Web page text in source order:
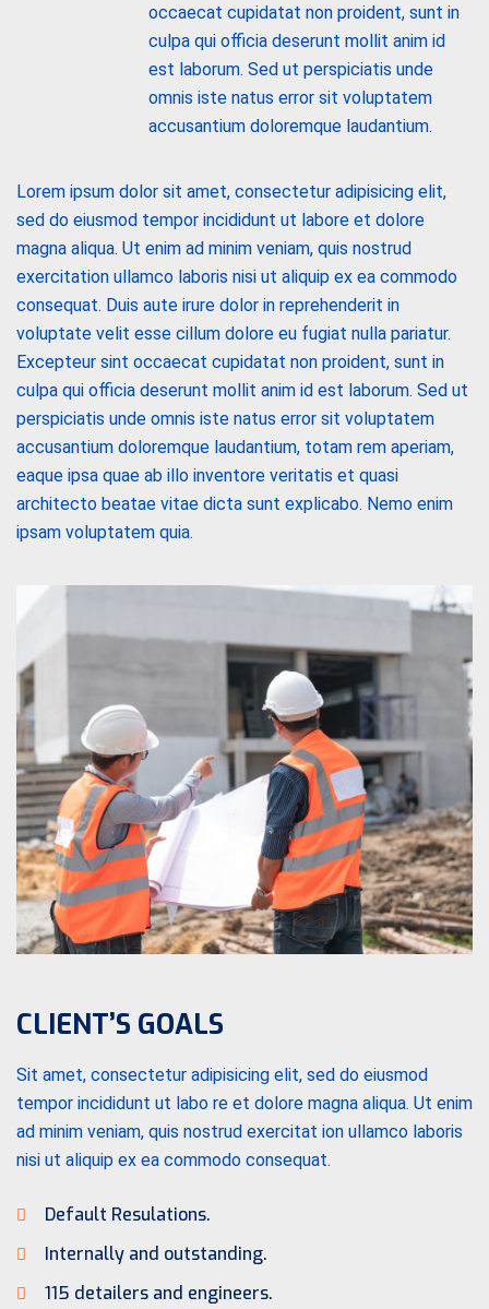
occaecat cupidatat non proident, sunt in
culpa qui officia deserunt mollit anim id
est laborum. Sed ut perspiciatis unde
omnis iste natus error sit voluptatem
accusantium doloremque laudantium.
Lorem ipsum dolor sit amet, consectetur adipisicing elit,
sed do eiusmod tempor incididunt ut labore et dolore
magna aliqua. Ut enim ad minim veniam, quis nostrud
exercitation ullamco laboris nisi ut aliquip ex ea commodo
consequat. Duis aute irure dolor in reprehenderit in
voluptate velit esse cillum dolore eu fugiat nulla pariatur.
Excepteur sint occaecat cupidatat non proident, sunt in
culpa qui officia deserunt mollit anim id est laborum. Sed ut
perspiciatis unde omnis iste natus error sit voluptatem
accusantium doloremque laudantium, totam rem aperiam,
eaque ipsa quae ab illo inventore veritatis et quasi
architecto beatae vitae dicta sunt explicabo. Nemo enim
ipsam voluptatem quia.
CLIENT’S GOALS
Sit amet, consectetur adipisicing elit, sed do eiusmod
tempor incididunt ut labo re et dolore magna aliqua. Ut enim
ad minim veniam, quis nostrud exercitat ion ullamco laboris
nisi ut aliquip ex ea commodo consequat.
Default Resulations.
Internally and outstanding.
115 detailers and engineers.